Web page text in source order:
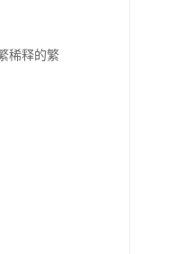
稀释的繁